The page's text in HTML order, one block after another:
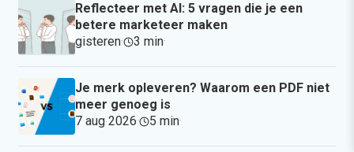
Reflecteer met AI: 5 vragen die je een
betere marketeer maken
gisteren· 3 min·
Je merk opleveren? Waarom een PDF niet
meer genoeg is
7 aug 2026· 5 min·